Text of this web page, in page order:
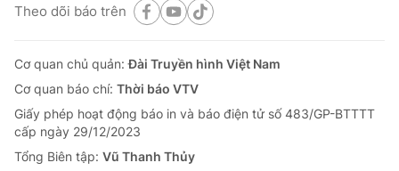
Theo dõi báo trên
Cơ quan chủ quản:Đài Truyền hình Việt Nam
Cơ quan báo chí: Thời báo VTV
Giấy phép hoạt động báo in và báo điện tử số 483/GP-BTTTT
cấp ngày 29/12/2023
Tổng Biên tập: Vũ Thanh Thủy